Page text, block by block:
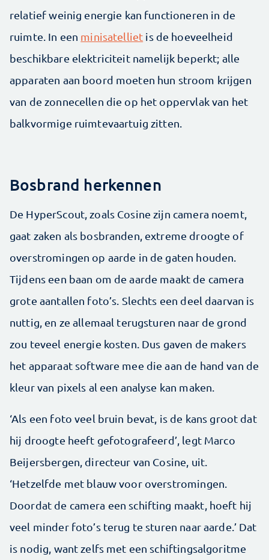
relatief weinig energie kan functioneren in de
ruimte. In een minisatelliet is de hoeveelheid
beschikbare elektriciteit namelijk beperkt; alle
apparaten aan boord moeten hun stroom krijgen
van de zonnecellen die op het oppervlak van het
balkvormige ruimtevaartuig zitten.
Bosbrand herkennen
De HyperScout, zoals Cosine zijn camera noemt,
gaat zaken als bosbranden, extreme droogte of
overstromingen op aarde in de gaten houden.
Tijdens een baan om de aarde maakt de camera
grote aantallen foto’s. Slechts een deel daarvan is
nuttig, en ze allemaal terugsturen naar de grond
zou teveel energie kosten. Dus gaven de makers
het apparaat software mee die aan de hand van de
kleur van pixels al een analyse kan maken.
‘Als een foto veel bruin bevat, is de kans groot dat
hij droogte heeft gefotografeerd’, legt Marco
Beijersbergen, directeur van Cosine, uit.
‘Hetzelfde met blauw voor overstromingen.
Doordat de camera een schifting maakt, hoeft hij
veel minder foto’s terug te sturen naar aarde.’ Dat
is nodig, want zelfs met een schiftingsalgoritme